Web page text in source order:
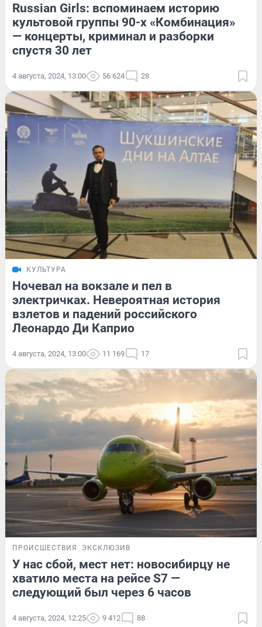
Russian Girls: вспоминаем историю
культовой группы 90-х «Комбинация»
— концерты, криминал и разборки
спустя 30 лет
4 августа, 2024, 13:00 56 624 28
КУЛЬТУРА
Ночевал на вокзале и пел в
электричках. Невероятная история
взлетов и падений российского
Леонардо Ди Каприо
4 августа, 2024, 13:00 11 169 17
ПРОИСШЕСТВИЯ ЭКСКЛЮЗИВ
У нас сбой, мест нет: новосибирцу не
хватило места на рейсе S7 —
следующий был через 6 часов
4 августа, 2024, 12:25 9 412 88